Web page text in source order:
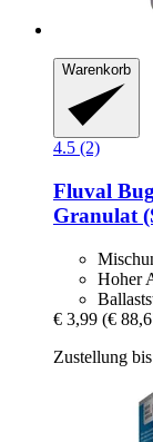
Warenkorb
4.5 (2)
Fluval
Granulat
Hoher
€ 3,99 (€
Zustellung